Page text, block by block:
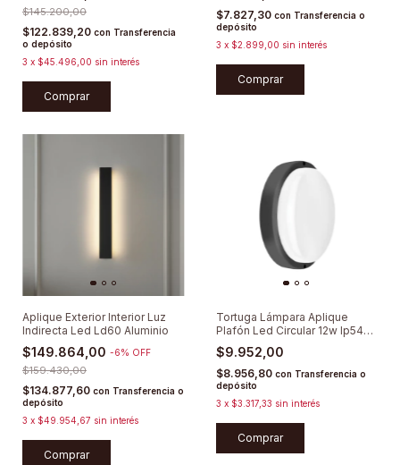
$145.200,00
$122.839,20 con Transferencia
o depósito
3 x $45.496,00 sin interés
Comprar
$7.827,30 con Transferencia o
depósito
3 x $2.899,00 sin interés
Aplique Exterior Interior Luz
Indirecta Led Ld60 Aluminio
$149.864,00 -6% OFF
$159.430,00
$134.877,60 con Transferencia o
depósito
3 x $49.954,67 sin interés
Tortuga Lámpara Aplique
Plafón Led Circular 12w Ip54
Full
$9.952,00
$8.956,80 con Transferencia o
depósito
3 x $3.317,33 sin interés
Comprar